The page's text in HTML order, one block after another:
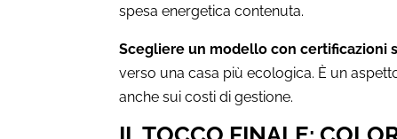
spesa energetica contenuta.
Scegliere un modello con certificazioni
verso una casa più ecologica. È un
anche sui costi di gestione.